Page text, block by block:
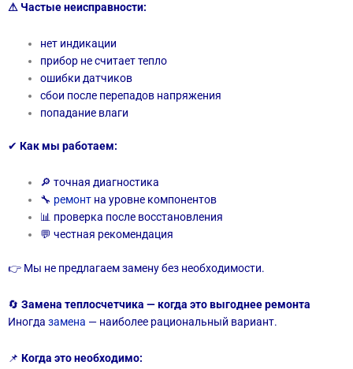
⚠ Частые неисправности:
нет индикации
прибор не считает тепло
ошибки датчиков
сбои после перепадов напряжения
попадание влаги
✔ Как мы работаем:
🔎 точная диагностика
🔧 ремонт на уровне компонентов
📊 проверка после восстановления
💬 честная рекомендация
👉 Мы не предлагаем замену без необходимости.
🔄 Замена теплосчетчика — когда это выгоднее ремонта
Иногда замена — наиболее рациональный вариант.
📌 Когда это необходимо: